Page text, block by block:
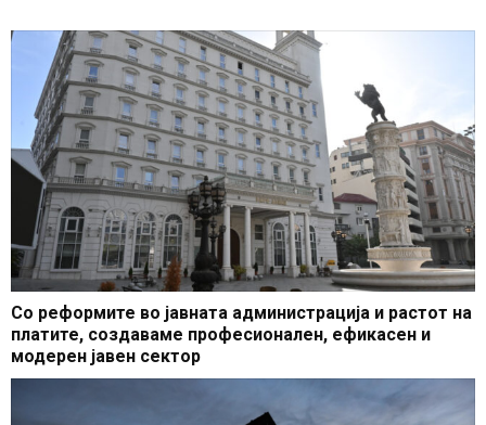
Со реформите во јавната администрација и растот на
платите, создаваме професионален, ефикасен и
модерен јавен сектор